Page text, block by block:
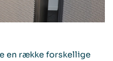
en række forskellige